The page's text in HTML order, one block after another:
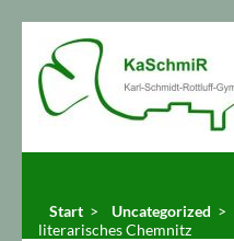
Inhalt
springen
(Enter
drücken)
KaSchmiR
Start > Uncategorized >
literarisches Chemnitz